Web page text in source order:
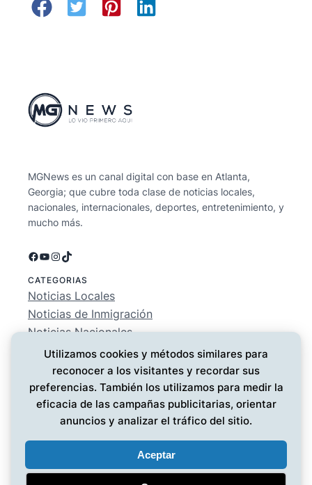
MGNews es un canal digital con base en Atlanta,
Georgia; que cubre toda clase de noticias locales,
nacionales, internacionales, deportes, entretenimiento, y
mucho más.
Facebook
YouTube
Instagram
TikTok
CATEGORIAS
Noticias Locales
Noticias de Inmigración
Noticias Nacionales
Deportes
Entretenimiento
EMPRESA
Conócenos
Política de Privacidad
Utilizamos cookies y métodos similares para
reconocer a los visitantes y recordar sus
preferencias. También los utilizamos para medir la
eficacia de las campañas publicitarias, orientar
anuncios y analizar el tráfico del sitio.
Aceptar